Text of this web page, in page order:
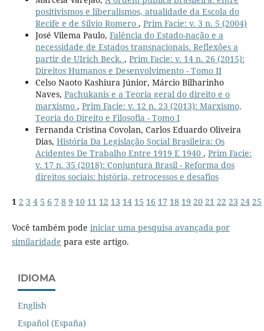
positivismos e liberalismos, atualidade da Escola do
Recife e de Sílvio Romero , Prim Facie: v. 3 n. 5 (2004)
José Vilema Paulo, Falência do Estado-nação e a
necessidade de Estados transnacionais. Reflexões a
partir de UIrich Beck. , Prim Facie: v. 14 n. 26 (2015):
Direitos Humanos e Desenvolvimento - Tomo II
Celso Naoto Kashiura Júnior, Márcio Bilharinho
Naves, Pachukanis e a Teoria geral do direito e o
marxismo , Prim Facie: v. 12 n. 23 (2013): Marxismo,
Teoria do Direito e Filosofia - Tomo I
Fernanda Cristina Covolan, Carlos Eduardo Oliveira
Dias, História Da Legislação Social Brasileira: Os
Acidentes De Trabalho Entre 1919 E 1940 , Prim Facie:
v. 17 n. 35 (2018): Conjuntura Brasil - Reforma dos
direitos sociais: história, retrocessos e desafios
1 2 3 4 5 6 7 8 9 10 11 12 13 14 15 16 17 18 19 20 21 22 23 24 25
Você também pode iniciar uma pesquisa avançada por
similaridade para este artigo.
IDIOMA
English
Español (España)